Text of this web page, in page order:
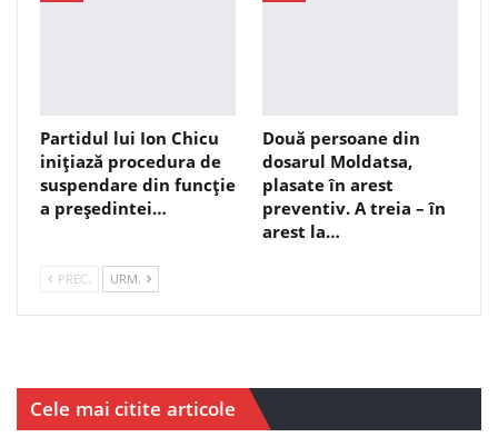
Partidul lui Ion Chicu
inițiază procedura de
suspendare din funcție
a președintei…
Două persoane din
dosarul Moldatsa,
plasate în arest
preventiv. A treia – în
arest la…
PREC. URM.
Cele mai citite articole